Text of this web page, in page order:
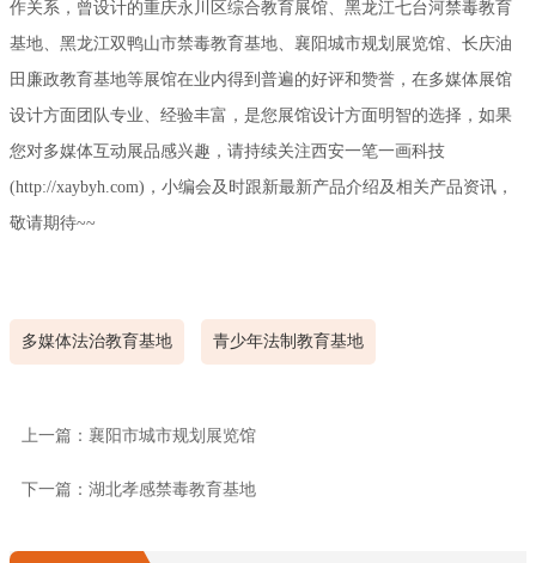
作关系，曾设计的重庆永川区综合教育展馆、黑龙江七台河禁毒教育
基地、黑龙江双鸭山市禁毒教育基地、襄阳城市规划展览馆、长庆油
田廉政教育基地等展馆在业内得到普遍的好评和赞誉，在多媒体展馆
设计方面团队专业、经验丰富，是您展馆设计方面明智的选择，如果
您对多媒体互动展品感兴趣，请持续关注西安一笔一画科技
(http://xaybyh.com)，小编会及时跟新最新产品介绍及相关产品资讯，
敬请期待~~
多媒体法治教育基地 青少年法制教育基地
上一篇：襄阳市城市规划展览馆
下一篇：湖北孝感禁毒教育基地